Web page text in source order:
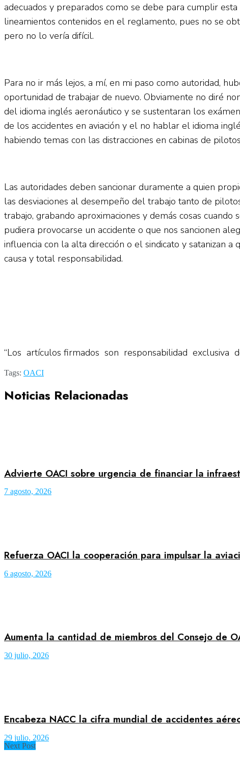
adecuados y preparados como se debe para cumplir
lineamientos contenidos en el reglamento, pues no se
pero no lo vería difícil.
Para no ir más lejos, a mí, en mi paso como autoridad,
oportunidad de trabajar de nuevo. Obviamente no diré
del idioma inglés aeronáutico y se sustentaran los
de los accidentes en aviación y el no hablar el idioma
habiendo temas con las distracciones en cabinas de
Las autoridades deben sancionar duramente a quien
las desviaciones al desempeño del trabajo tanto de
trabajo, grabando aproximaciones y demás cosas
pudiera provocarse un accidente o que nos sancionen
influencia con la alta dirección o el sindicato y satanizan
causa y total responsabilidad.
“Los artículos firmados son responsabilidad
Tags: OACI
Noticias Relacionadas
Advierte OACI sobre urgencia de financiar la
7 agosto, 2026
Refuerza OACI la cooperación para impulsar la
6 agosto, 2026
Aumenta la cantidad de miembros del Consejo de
30 julio, 2026
Encabeza NACC la cifra mundial de accidentes
29 julio, 2026
Next Post